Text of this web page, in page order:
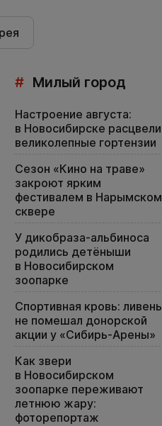
# Милый город
Настроение августа:
в Новосибирске расцвели
великолепные гортензии
Сезон «Кино на траве»
закроют ярким
фестивалем в Нарымском
сквере
У дикобраза-альбиноса
родились детёныши
в Новосибирском
зоопарке
Спортивная кровь: ливень
не помешал донорской
акции у «Сибирь-Арены»
Как звери
в Новосибирском
зоопарке переживают
летнюю жару:
фоторепортаж